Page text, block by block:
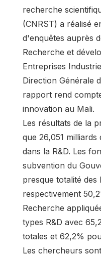
recherche
(CNRST) a réalisé
d'enquêtes auprès
Recherche et
Entreprises
Direction Générale
rapport rend
innovation au Mali.
Les résultats de la
que 26,051 milliards
dans la R&D. Les
subvention du
presque totalité des
respectivement
Recherche
types R&D avec
totales et 62,2%
Les chercheurs